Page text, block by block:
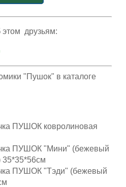
этом друзьям:
"Пушок" в каталоге
ПУШОК ковролиновая
ПУШОК "Мини" (бежевый
35*35*56см
ПУШОК "Тэди" (бежевый